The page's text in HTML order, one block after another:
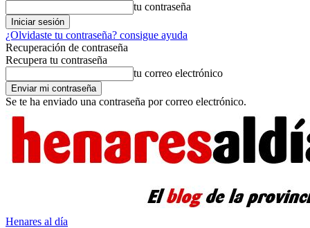
tu contraseña
¿Olvidaste tu contraseña? consigue ayuda
Recuperación de contraseña
Recupera tu contraseña
tu correo electrónico
Se te ha enviado una contraseña por correo electrónico.
Henares al día